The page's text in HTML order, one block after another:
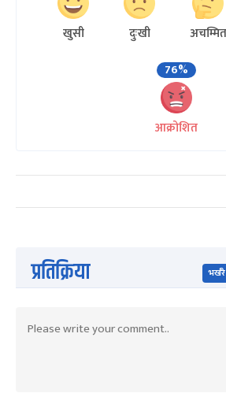
खुसी दुःखी अचम्मित
76%
आक्रोशित
प्रतिक्रिया भर्खरै